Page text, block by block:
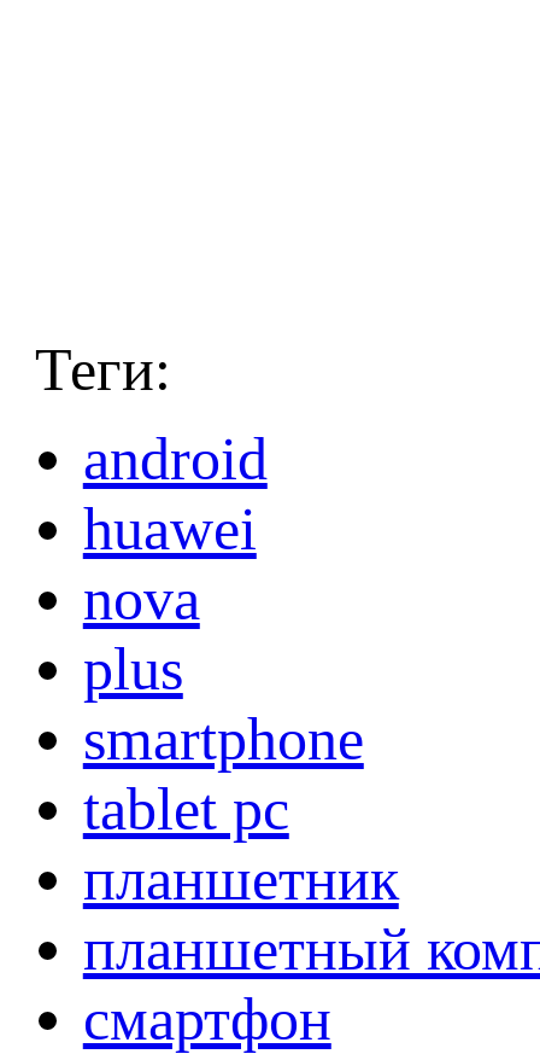
Теги:
android
huawei
nova
plus
smartphone
tablet pc
планшетник
планшетный
смартфон